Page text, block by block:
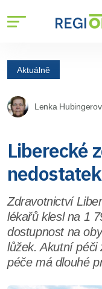
Aktuálně
Lenka
Liberecké
Zdravotnictví
lékařů klesl na 1
dostupnost na
lůžek. Akutní péči
péče má dlouhé